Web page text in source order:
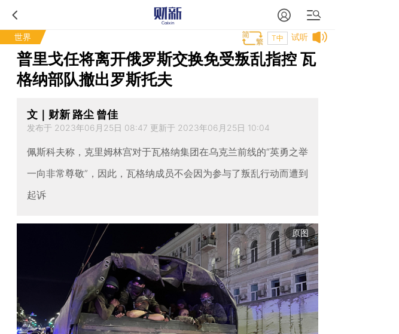
世界 试听
T中
普里戈任将离开俄罗斯交换免受叛乱指控 瓦
格纳部队撤出罗斯托夫
文｜财新 路尘 曾佳
发布于 2023年06月25日 08:47 更新于 2023年06月25日 10:04
佩斯科夫称，克里姆林宫对于瓦格纳集团在乌克兰前线的“英勇之举
一向非常尊敬”，因此，瓦格纳成员不会因为参与了叛乱行动而遭到
起诉
原图